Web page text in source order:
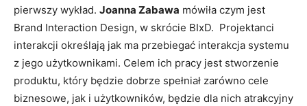
pierwszy wykład. Joanna Zabawa mówiła czym jest
Brand Interaction Design, w skrócie BIxD. Projektanci
interakcji określają jak ma przebiegać interakcja systemu
z jego użytkownikami. Celem ich pracy jest stworzenie
produktu, który będzie dobrze spełniał zarówno cele
biznesowe, jak i użytkowników, będzie dla nich atrakcyjny